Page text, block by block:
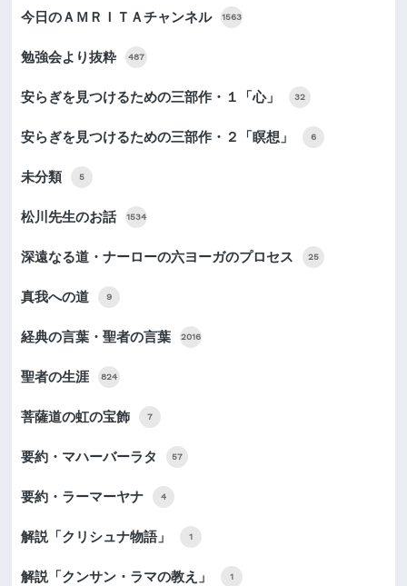
今日のＡＭＲＩＴＡチャンネル 1563
勉強会より抜粋 487
安らぎを見つけるための三部作・１「心」 32
安らぎを見つけるための三部作・２「瞑想」 6
未分類 5
松川先生のお話 1534
深遠なる道・ナーローの六ヨーガのプロセス 25
真我への道 9
経典の言葉・聖者の言葉 2016
聖者の生涯 824
菩薩道の虹の宝飾 7
要約・マハーバーラタ 57
要約・ラーマーヤナ 4
解説「クリシュナ物語」 1
解説「クンサン・ラマの教え」 1